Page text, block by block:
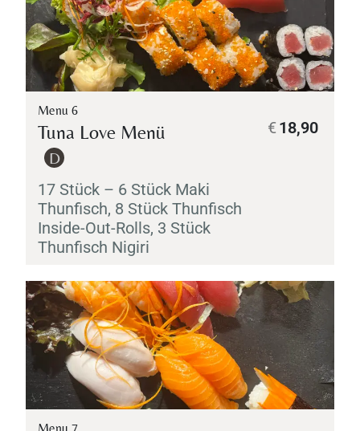
Menu 6
Tuna Love Menü
D
17 Stück – 6 Stück Maki
Thunfisch, 8 Stück Thunfisch
Inside-Out-Rolls, 3 Stück
Thunfisch Nigiri
18,90
€